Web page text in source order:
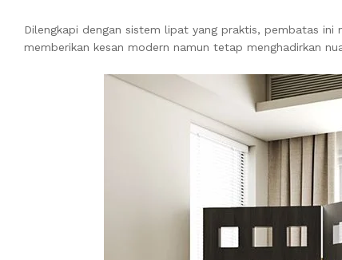
Dilengkapi dengan sistem lipat yang praktis, pembatas ini
memberikan kesan modern namun tetap menghadirkan